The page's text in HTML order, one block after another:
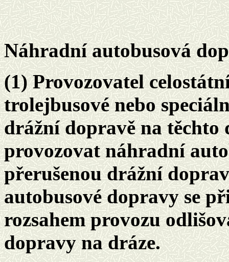
Náhradní autobusová
(1) Provozovatel
trolejbusové nebo
drážní dopravě na těchto
provozovat náhradní
přerušenou drážní
autobusové dopravy se
rozsahem provozu
dopravy na dráze.